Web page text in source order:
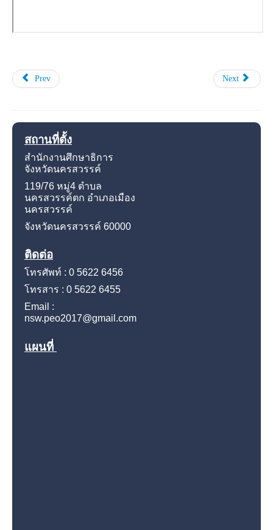
Prev Next
สถานที่ตั้ง
สำนักงานศึกษาธิการ
จังหวัดนครสวรรค์
119/76 หมู่4 ตำบล
นครสวรรค์ตก อำเภอเมือง
นครสวรรค์
จังหวัดนครสวรรค์ 60000
ติดต่อ
โทรศัพท์ : 0 5622 6456
โทรสาร : 0 5622 6455
Email :
nsw.peo2017@gmail.com
แผนที่